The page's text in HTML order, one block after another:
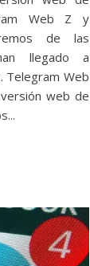
Web Z y
de las
llegado a
Telegram Web
web de